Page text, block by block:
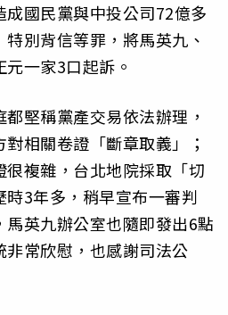
國民黨與中投公司72億多
別背信等罪，將馬英九、
一家3口起訴。
堅稱黨產交易依法辦理，
相關卷證「斷章取義」；
複雜，台北地院採取「切
3年多，稍早宣布一審判
英九辦公室也隨即發出6點
常欣慰，也感謝司法公